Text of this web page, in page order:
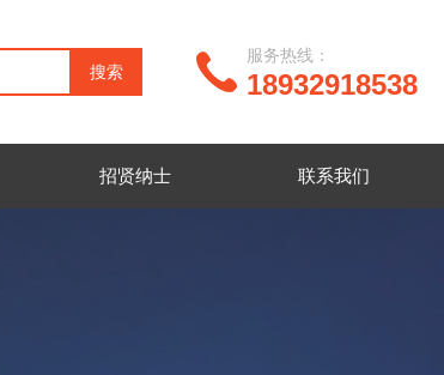
18932918538
服务热线：
招贤纳士 联系我们